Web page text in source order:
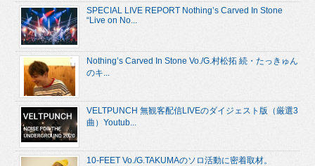
SPECIAL LIVE REPORT Nothing’s Carved In Stone
“Live on No...
Nothing’s Carved In Stone Vo./G.村松拓 続・たっきゅん
のキ...
VELTPUNCH 無観客配信LIVEのダイジェスト版（厳選3
曲）Youtub...
10-FEET Vo./G.TAKUMAのソロ活動に密着取材。